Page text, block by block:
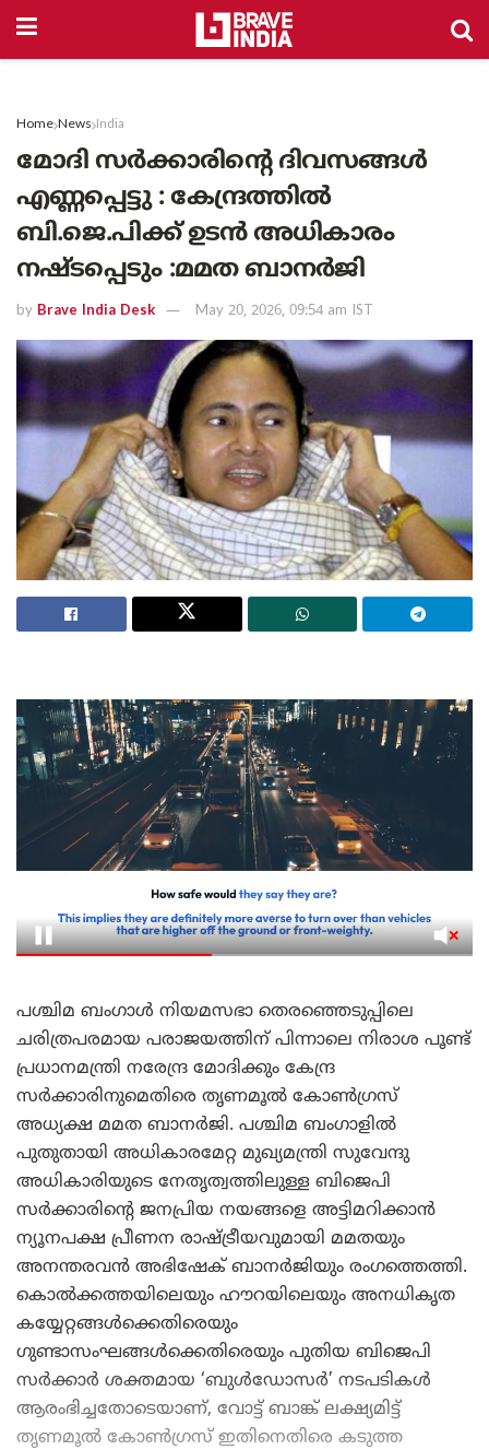
Home News India
മോദി സർക്കാരിന്റെ ദിവസങ്ങൾ
എണ്ണപ്പെട്ടു : കേന്ദ്രത്തിൽ
ബി.ജെ.പിക്ക് ഉടൻ അധികാരം
നഷ്ടപ്പെടും :മമത ബാനർജി
by Brave India Desk May 20, 2026, 09:54 am IST
പശ്ചിമ ബംഗാൾ നിയമസഭാ തെരഞ്ഞെടുപ്പിലെ
ചരിത്രപരമായ പരാജയത്തിന് പിന്നാലെ നിരാശ പൂണ്ട്
പ്രധാനമന്ത്രി നരേന്ദ്ര മോദിക്കും കേന്ദ്ര
സർക്കാരിനുമെതിരെ തൃണമൂൽ കോൺഗ്രസ്
അധ്യക്ഷ മമത ബാനർജി. പശ്ചിമ ബംഗാളിൽ
പുതുതായി അധികാരമേറ്റ മുഖ്യമന്ത്രി സുവേന്ദു
അധികാരിയുടെ നേതൃത്വത്തിലുള്ള ബിജെപി
സർക്കാരിന്റെ ജനപ്രിയ നയങ്ങളെ അട്ടിമറിക്കാൻ
ന്യൂനപക്ഷ പ്രീണന രാഷ്ട്രീയവുമായി മമതയും
അനന്തരവൻ അഭിഷേക് ബാനർജിയും രംഗത്തെത്തി.
കൊൽക്കത്തയിലെയും ഹൗറയിലെയും അനധികൃത
കയ്യേറ്റങ്ങൾക്കെതിരെയും
ഗുണ്ടാസംഘങ്ങൾക്കെതിരെയും പുതിയ ബിജെപി
സർക്കാർ ശക്തമായ ‘ബുൾഡോസർ’ നടപടികൾ
ആരംഭിച്ചതോടെയാണ്, വോട്ട് ബാങ്ക് ലക്ഷ്യമിട്ട്
തൃണമൂൽ കോൺഗ്രസ് ഇതിനെതിരെ കടുത്ത